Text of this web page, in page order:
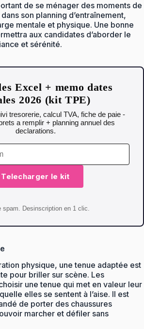
de se ménager des moments de
son planning d’entraînement,
mentale et physique. Une bonne
aux candidates d’aborder le
et sérénité.
Excel + memo dates
2026 (kit TPE)
tresorerie, calcul TVA, fiche de paie -
a remplir + planning annuel des
declarations.
Telecharger le kit
spam. Desinscription en 1 clic.
physique, une tenue adaptée est
pour briller sur scène. Les
une tenue qui met en valeur leur
elles se sentent à l’aise. Il est
de porter des chaussures
marcher et défiler sans